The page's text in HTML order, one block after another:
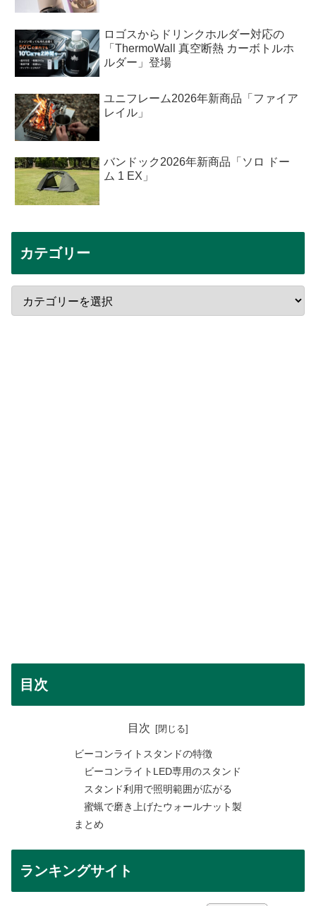
ロゴスからドリンクホルダー対応の
「ThermoWall 真空断熱 カーボトルホ
ルダー」登場
ユニフレーム2026年新商品「ファイア
レイル」
バンドック2026年新商品「ソロ ドー
ム 1 EX」
カテゴリー
目次
目次
ビーコンライトスタンドの特徴
ビーコンライトLED専用のスタンド
スタンド利用で照明範囲が広がる
蜜蝋で磨き上げたウォールナット製
まとめ
ランキングサイト